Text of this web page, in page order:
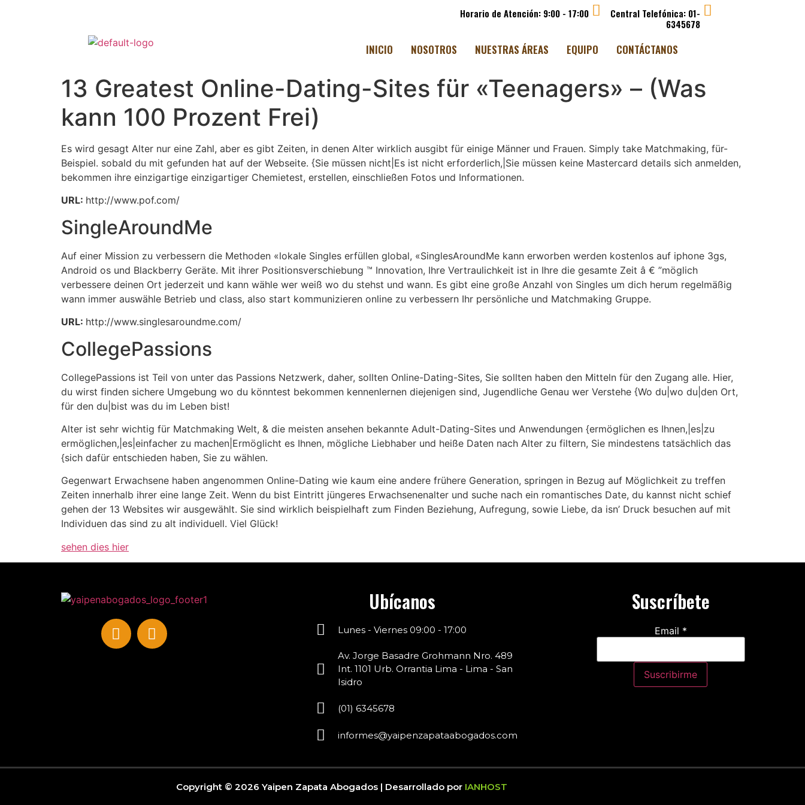
Horario de Atención: 9:00 - 17:00
Central Telefónica: 01-
6345678
INICIO NOSOTROS NUESTRAS ÁREAS EQUIPO CONTÁCTANOS
13 Greatest Online-Dating-Sites für «Teenagers» – (Was
kann 100 Prozent Frei)
Es wird gesagt Alter nur eine Zahl, aber es gibt Zeiten, in denen Alter wirklich ausgibt für einige Männer und Frauen. Simply take Matchmaking, für-
Beispiel. sobald du mit gefunden hat auf der Webseite. {Sie müssen nicht|Es ist nicht erforderlich,|Sie müssen keine Mastercard details sich anmelden,
bekommen ihre einzigartige einzigartiger Chemietest, erstellen, einschließen Fotos und Informationen.
URL: http://www.pof.com/
SingleAroundMe
Auf einer Mission zu verbessern die Methoden «lokale Singles erfüllen global, «SinglesAroundMe kann erworben werden kostenlos auf iphone 3gs,
Android os und Blackberry Geräte. Mit ihrer Positionsverschiebung ™ Innovation, Ihre Vertraulichkeit ist in Ihre die gesamte Zeit â € ”möglich
verbessere deinen Ort jederzeit und kann wähle wer weiß wo du stehst und wann. Es gibt eine große Anzahl von Singles um dich herum regelmäßig
wann immer auswähle Betrieb und class, also start kommunizieren online zu verbessern Ihr persönliche und Matchmaking Gruppe.
URL: http://www.singlesaroundme.com/
CollegePassions
CollegePassions ist Teil von unter das Passions Netzwerk, daher, sollten Online-Dating-Sites, Sie sollten haben den Mitteln für den Zugang alle. Hier,
du wirst finden sichere Umgebung wo du könntest bekommen kennenlernen diejenigen sind, Jugendliche Genau wer Verstehe {Wo du|wo du|den Ort,
für den du|bist was du im Leben bist!
Alter ist sehr wichtig für Matchmaking Welt, & die meisten ansehen bekannte Adult-Dating-Sites und Anwendungen {ermöglichen es Ihnen,|es|zu
ermöglichen,|es|einfacher zu machen|Ermöglicht es Ihnen, mögliche Liebhaber und heiße Daten nach Alter zu filtern, Sie mindestens tatsächlich das
{sich dafür entschieden haben, Sie zu wählen.
Gegenwart Erwachsene haben angenommen Online-Dating wie kaum eine andere frühere Generation, springen in Bezug auf Möglichkeit zu treffen
Zeiten innerhalb ihrer eine lange Zeit. Wenn du bist Eintritt jüngeres Erwachsenenalter und suche nach ein romantisches Date, du kannst nicht schief
gehen der 13 Websites wir ausgewählt. Sie sind wirklich beispielhaft zum Finden Beziehung, Aufregung, sowie Liebe, da isn’ Druck besuchen auf mit
Individuen das sind zu alt individuell. Viel Glück!
sehen dies hier
Ubícanos
Lunes - Viernes 09:00 - 17:00
Av. Jorge Basadre Grohmann Nro. 489
Int. 1101 Urb. Orrantia Lima - Lima - San
Isidro
(01) 6345678
informes@yaipenzapataabogados.com
Suscríbete
Email *
Suscribirme
Copyright © 2026 Yaipen Zapata Abogados | Desarrollado por IANHOST